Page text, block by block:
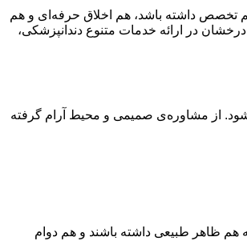
تخصص داشته باشد، هم اخلاق حرفه‌ای و هم
در ارائه خدمات متنوع دندانپزشکی،
از مشاوره‌ی صمیمی و محیط آرام گرفته
هم ظاهر طبیعی داشته باشند و هم دوام